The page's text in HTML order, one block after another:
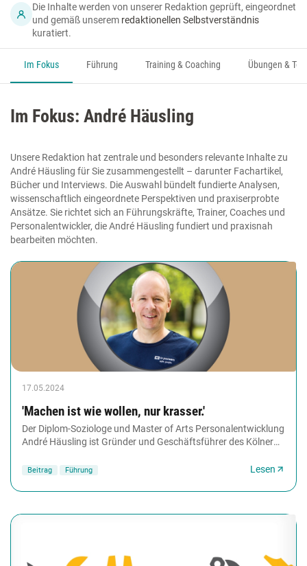
Die Inhalte werden von unserer Redaktion geprüft, eingeordnet
und gemäß unserem redaktionellen Selbstverständnis
kuratiert.
Im Fokus Führung Training & Coaching Übungen &
Im Fokus: André Häusling
Unsere Redaktion hat zentrale und besonders relevante Inhalte zu
André Häusling für Sie zusammengestellt – darunter Fachartikel,
Bücher und Interviews. Die Auswahl bündelt fundierte Analysen,
wissenschaftlich eingeordnete Perspektiven und praxiserprobte
Ansätze. Sie richtet sich an Führungskräfte, Trainer, Coaches und
Personalentwickler, die André Häusling fundiert und praxisnah
bearbeiten möchten.
17.05.2024
'Machen ist wie wollen, nur krasser.'
Der Diplom-Soziologe und Master of Arts Personalentwicklung
André Häusling ist Gründer und Geschäftsführer des Kölner
Beitrag Führung Lesen